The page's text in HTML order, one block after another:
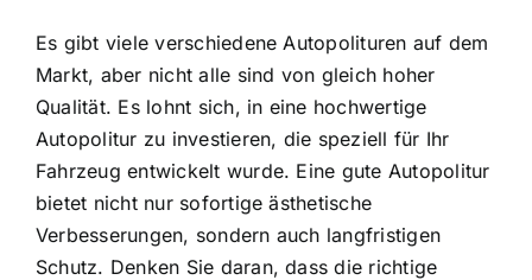
Es gibt viele verschiedene Autopolituren auf dem
Markt, aber nicht alle sind von gleich hoher
Qualität. Es lohnt sich, in eine hochwertige
Autopolitur zu investieren, die speziell für Ihr
Fahrzeug entwickelt wurde. Eine gute Autopolitur
bietet nicht nur sofortige ästhetische
Verbesserungen, sondern auch langfristigen
Schutz. Denken Sie daran, dass die richtige